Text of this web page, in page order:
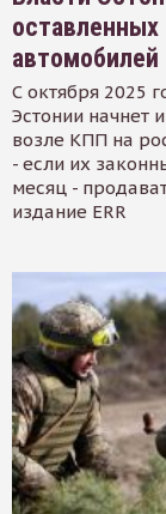
оставленных
автомобилей
С октября 2025
Эстонии начнет
возле КПП на
- если их
месяц -
издание ERR